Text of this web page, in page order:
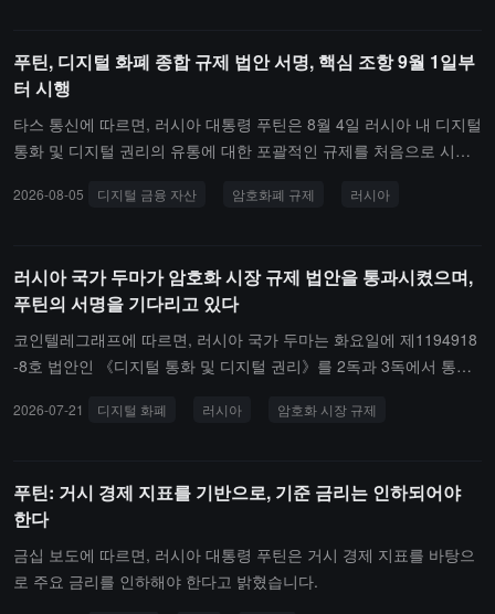
유통, 회계, 저장과 관련된 관계를 규제하며, "채굴" 활동, 디지털 권
리의 발행 및 유통과 관련된 관계도 포함됩니다. 또한 디지털 금융 자
산의 정보 시스템 운영자, 암호화폐 거래소, 디지털 자산 수탁 기관,
중개인, 자산 관리 회사, 거래 조직자, 청산 기관에 대한 사업을 규제
거래소를 통해 합법적으로 암호화폐에 투자할 수 있으며, 암호화폐
화폐의 등록 및 수탁은 러시아 중앙은행이 승인한 관련 디지털 수탁
기관이 담당하며, 시장 참여자는 엄격한 정보 보안 요구 사항을 준수
해야 합니다. 러시아 중앙은행은 또한 암호화폐 거래소 등록 목록을
작성할 것이며, 신용 기관과 중개인에 대해서는 등록제를 시행하여
은 2027년 7월 1일 또는 2027년 9월 1일에 시행됩니다.
푸틴, 디지털 화폐 종합 규제 법안 서명, 핵심 조항 9월 1일부
터 시행
타스 통신에 따르면, 러시아 대통령 푸틴은 8월 4일 러시아 내 디지털
통화 및 디지털 권리의 유통에 대한 포괄적인 규제를 처음으로 시행
기관 및 시장 참여자에게 운영 프레임워크를 설정하고, 암호화폐 채
운영할 수 있으며(전환 기간은 2027년 7월 1일까지), 최소 등록 자본
요건은 1,500만 루블(약 18.7만 달러)입니다; 국내에서는 여전히 암
호화폐로 상품 및 서비스 결제가 금지되지만, 해외 무역 결제 및 채굴
소득에는 허용됩니다; 비적격 투자자는 매년 각 중개 기관에서 구매
적격 투자자는 제한이 없습니다; 은행은 무단 암호화폐 거래 자금을
적으로 시행됩니다.
2026-08-05 디지털 금융 자산 암호화폐 규제 러시아
러시아 국가 두마가 암호화 시장 규제 법안을 통과시켰으며,
푸틴의 서명을 기다리고 있다
코인텔레그래프에 따르면, 러시아 국가 두마는 화요일에 제1194918
-8호 법안인 《디지털 통화 및 디지털 권리》를 2독과 3독에서 통과
다.이 법안은 암호 거래소, 중개업체, 자산 관리 회사 및 수탁 기관 등
할 수 있도록 허용하지만, 러시아 내 상품 및 서비스 결제는 여전히
금지됩니다. 주요 조항은 2026년 9월 1일에 발효될 예정이며, 전환
기간은 2027년 7월 1일까지입니다. 법안은 여전히 대통령 블라디미
르 푸틴의 서명을 받아야 법률로 효력을 발생합니다.
2026-07-21 디지털 화폐 러시아 암호화 시장 규제
푸틴: 거시 경제 지표를 기반으로, 기준 금리는 인하되어야
한다
금십 보도에 따르면, 러시아 대통령 푸틴은 거시 경제 지표를 바탕으
로 주요 금리를 인하해야 한다고 밝혔습니다.